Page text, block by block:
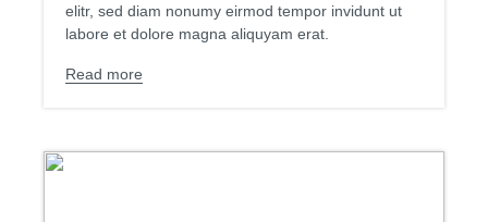
elitr, sed diam nonumy eirmod tempor invidunt ut
labore et dolore magna aliquyam erat.
Read more